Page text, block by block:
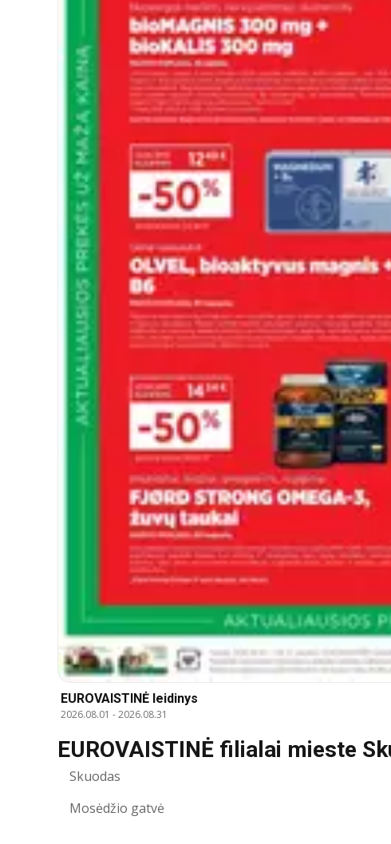
EUROVAISTINĖ leidinys
2026.08.01 -2026.08.31
EUROVAISTINĖ filialai mieste
Skuodas
Mosėdžio gatvė